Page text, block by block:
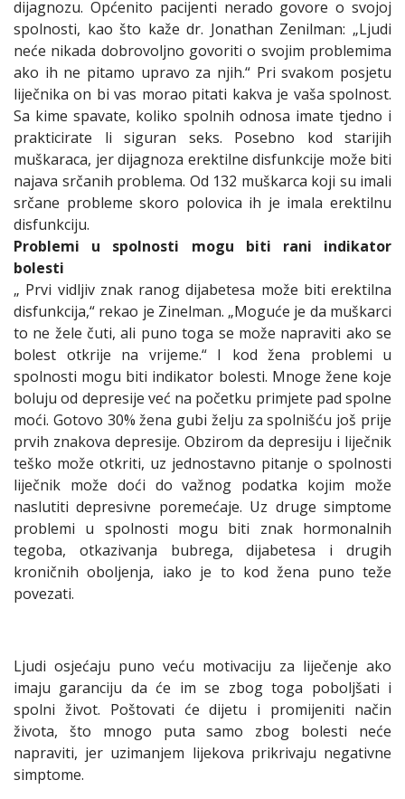
dijagnozu. Općenito pacijenti nerado govore o svojoj
spolnosti, kao što kaže dr. Jonathan Zenilman: „Ljudi
neće nikada dobrovoljno govoriti o svojim problemima
ako ih ne pitamo upravo za njih.“ Pri svakom posjetu
liječnika on bi vas morao pitati kakva je vaša spolnost.
Sa kime spavate, koliko spolnih odnosa imate tjedno i
prakticirate li siguran seks. Posebno kod starijih
muškaraca, jer dijagnoza erektilne disfunkcije može biti
najava srčanih problema. Od 132 muškarca koji su imali
srčane probleme skoro polovica ih je imala erektilnu
disfunkciju.
Problemi u spolnosti mogu biti rani indikator
bolesti
„ Prvi vidljiv znak ranog dijabetesa može biti erektilna
disfunkcija,“ rekao je Zinelman. „Moguće je da muškarci
to ne žele čuti, ali puno toga se može napraviti ako se
bolest otkrije na vrijeme.“ I kod žena problemi u
spolnosti mogu biti indikator bolesti. Mnoge žene koje
boluju od depresije već na početku primjete pad spolne
moći. Gotovo 30% žena gubi želju za spolnišću još prije
prvih znakova depresije. Obzirom da depresiju i liječnik
teško može otkriti, uz jednostavno pitanje o spolnosti
liječnik može doći do važnog podatka kojim može
naslutiti depresivne poremećaje. Uz druge simptome
problemi u spolnosti mogu biti znak hormonalnih
tegoba, otkazivanja bubrega, dijabetesa i drugih
kroničnih oboljenja, iako je to kod žena puno teže
povezati.
Ljudi osjećaju puno veću motivaciju za liječenje ako
imaju garanciju da će im se zbog toga poboljšati i
spolni život. Poštovati će dijetu i promijeniti način
života, što mnogo puta samo zbog bolesti neće
napraviti, jer uzimanjem lijekova prikrivaju negativne
simptome.